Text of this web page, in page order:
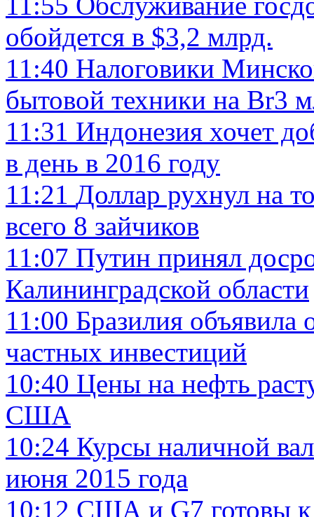
обойдется в $3,2 млрд.
11:40 Налоговики
бытовой техники на Br3
11:31 Индонезия хочет
в день в 2016 году
11:21 Доллар рухнул на
всего 8 зайчиков
11:07 Путин принял
Калининградской области
11:00 Бразилия объявила
частных инвестиций
10:40 Цены на нефть
США
10:24 Курсы наличной
июня 2015 года
10:12 США и G7 готовы